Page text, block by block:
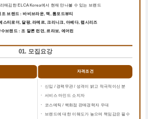
매김한 ELCA Korea에서 현재 만나볼 수 있는 브랜드
조 브랜드 : 바비브라운, 맥, 톰포드뷰티
스티로더, 달팡, 라메르, 크리니크, 아베다, 랩시리즈
수브랜드 : 조 말론 런던, 르라보, 에어린
01. 모집요강
자격조건
ㆍ
신입 / 경력무관 / 성격이 밝고 적극적이신 분
ㆍ
서비스 마인드 소지자
ㆍ
코스메틱 / 백화점 판매경력자 우대
ㆍ
브랜드에 대한 이해도가 높으며 책임감은 필수